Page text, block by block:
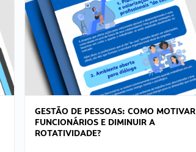
GESTÃO DE PESSOAS: COMO MOTIVAR
FUNCIONÁRIOS E DIMINUIR A
ROTATIVIDADE?